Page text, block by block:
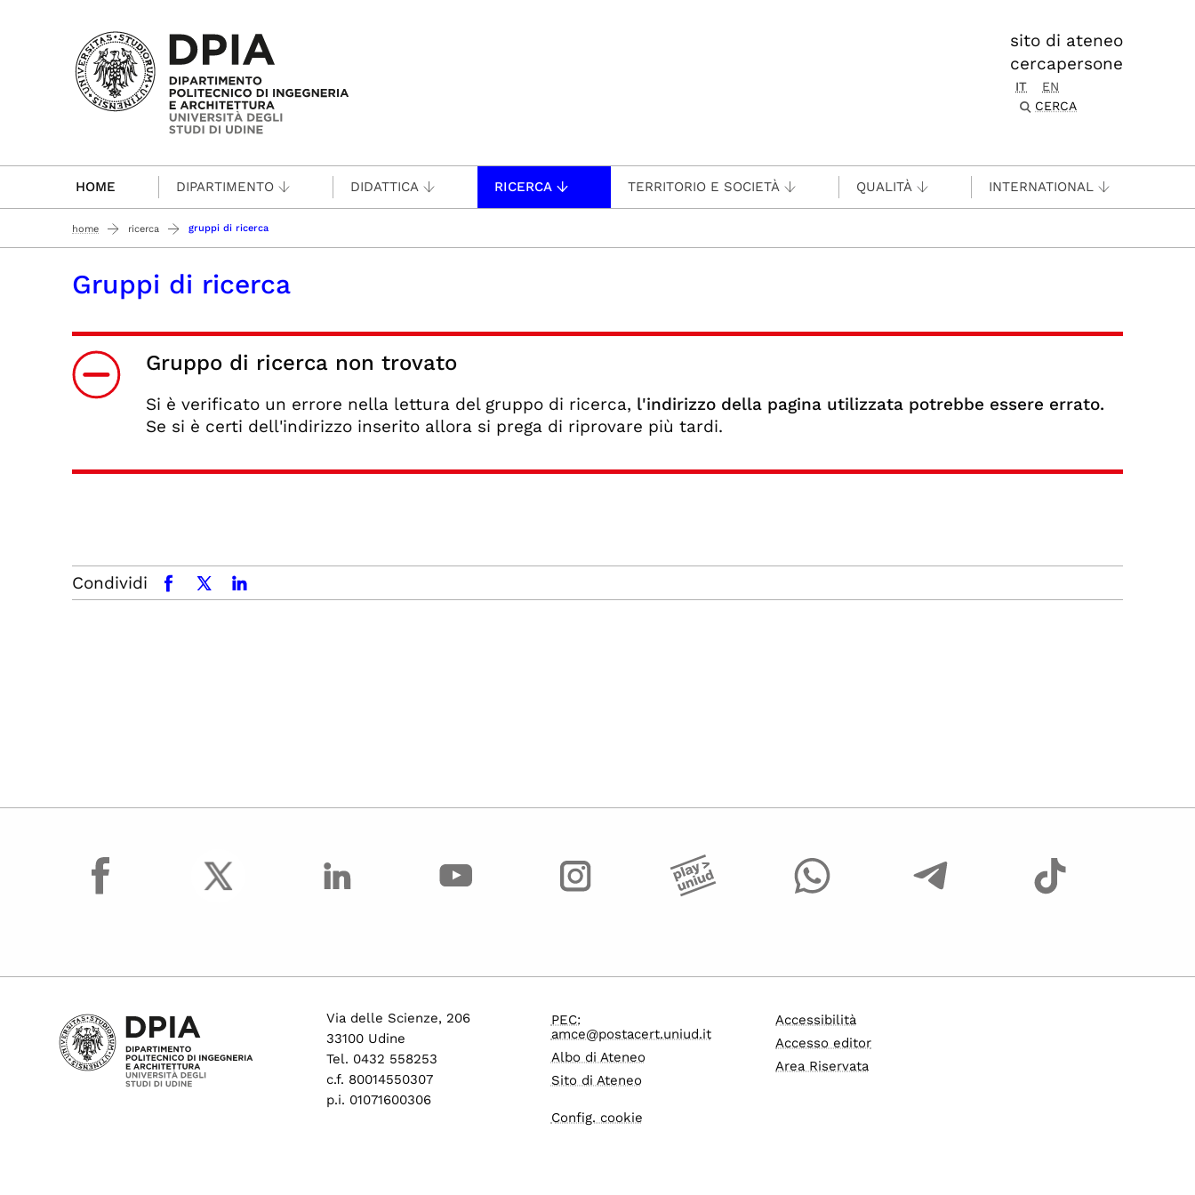
Passa al contenuto principale
sito di ateneo
cercapersone
IT
EN
CERCA
HOME DIPARTIMENTO DIDATTICA RICERCA TERRITORIO E SOCIETÀ QUALITÀ INTERNATIONAL
home ricerca gruppi di ricerca
Gruppi di ricerca
Gruppo di ricerca non trovato
Si è verificato un errore nella lettura del gruppo di ricerca, l'indirizzo della pagina utilizzata potrebbe essere errato.
Se si è certi dell'indirizzo inserito allora si prega di riprovare più tardi.
Condividi facebookx.comlinkedin
facebook
Via delle Scienze, 206
33100 Udine
Tel. 0432 558253
c.f. 80014550307
p.i. 01071600306
PEC:
amce@postacert.uniud.it
Albo di Ateneo
Sito di Ateneo
Config. cookie
Accessibilità
Accesso editor
Area Riservata